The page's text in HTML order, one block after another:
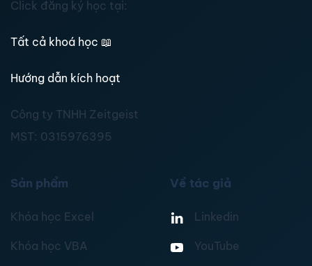
Click đăng ký học tại:
Tất cả khoá học 📖
Hướng dẫn kích hoạt
Công ty TNHH Zeitgeist
MST: 0315976395
Sản phẩm
Khóa học Excel
Khóa học VBA
Về tác giả
Linkedin
YouTube